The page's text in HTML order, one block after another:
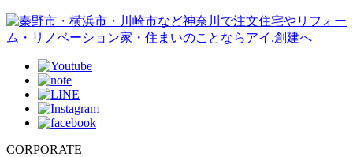
CORPORATE